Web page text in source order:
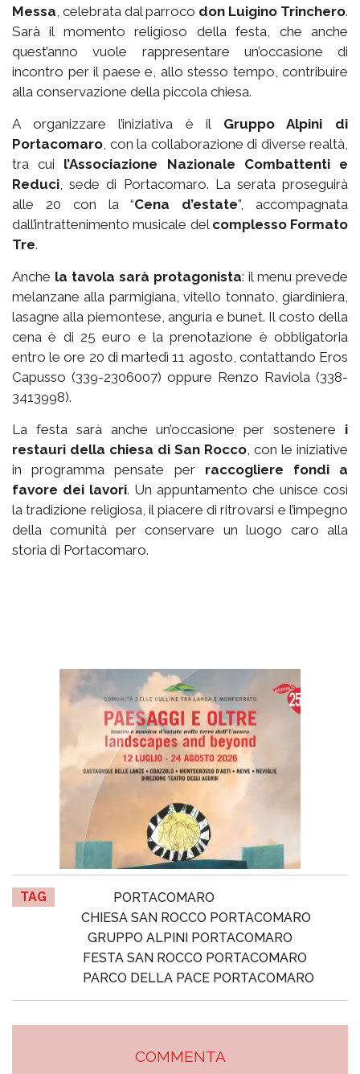
Messa , celebrata dal parroco don Luigino Trinchero.
Sarà il momento religioso della festa, che anche
quest’anno vuole rappresentare un’occasione di
incontro per il paese e, allo stesso tempo, contribuire
alla conservazione della piccola chiesa.
A organizzare l’iniziativa è il Gruppo Alpini di
Portacomaro , con la collaborazione di diverse realtà,
tra cui l’Associazione Nazionale Combattenti e
Reduci , sede di Portacomaro. La serata proseguirà
alle 20 con la “Cena d’estate”, accompagnata
dall’intrattenimento musicale del complesso Formato
Tre.
Anche la tavola sarà protagonista: il menu prevede
melanzane alla parmigiana, vitello tonnato, giardiniera,
lasagne alla piemontese, anguria e bunet. Il costo della
cena è di 25 euro e la prenotazione è obbligatoria
entro le ore 20 di martedì 11 agosto, contattando Eros
Capusso (339-2306007) oppure Renzo Raviola (338-
3413998).
La festa sarà anche un’occasione per sostenere i
restauri della chiesa di San Rocco , con le iniziative
in programma pensate per raccogliere fondi a
favore dei lavori. Un appuntamento che unisce così
la tradizione religiosa, il piacere di ritrovarsi e l’impegno
della comunità per conservare un luogo caro alla
storia di Portacomaro.
TAG
PORTACOMARO
CHIESA SAN ROCCO PORTACOMARO
GRUPPO ALPINI PORTACOMARO
FESTA SAN ROCCO PORTACOMARO
PARCO DELLA PACE PORTACOMARO
COMMENTA